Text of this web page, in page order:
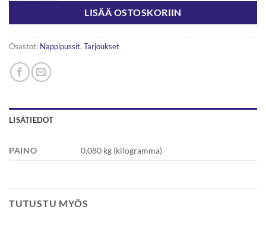
LISÄÄ OSTOSKORIIN
Osastot: Nappipussit, Tarjoukset
LISÄTIEDOT
PAINO 0,080 kg (kilogramma)
TUTUSTU MYÖS